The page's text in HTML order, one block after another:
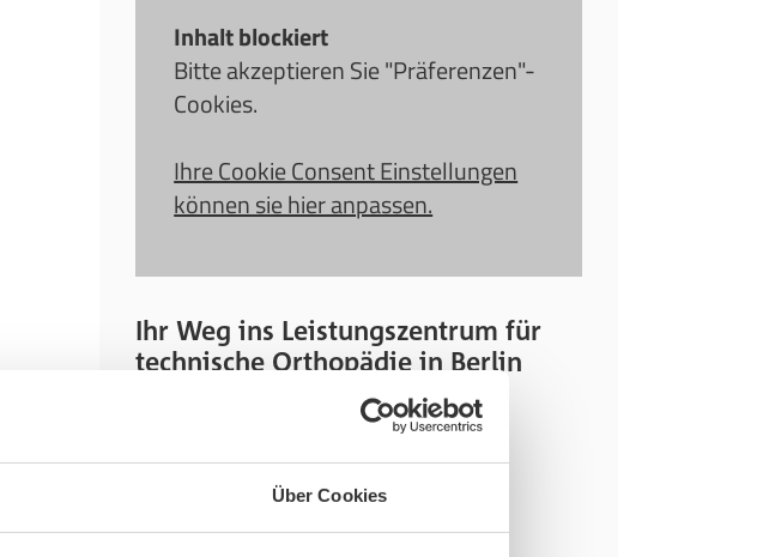
Über Cookies
Inhalt blockiert
Bitte akzeptieren Sie "Präferenzen"-
Cookies.
Ihre Cookie Consent Einstellungen
können sie hier anpassen.
Ihr Weg ins Leistungszentrum für
technische Orthopädie in Berlin
Wir freuen uns über Ihren Besuch in
unserem Seeger Sanitätshaus in
Schöneberg in der Geneststr. 5-6.